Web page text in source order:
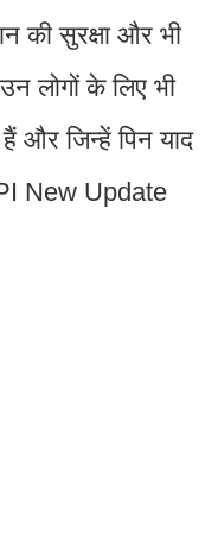
की सुरक्षा और भी
लोगों के लिए भी
हैं और जिन्हें पिन याद
New Update